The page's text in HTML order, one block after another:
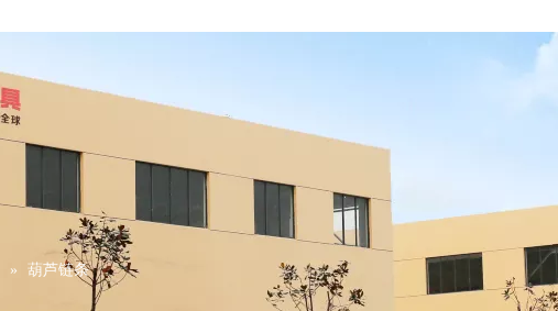
» 葫芦链条